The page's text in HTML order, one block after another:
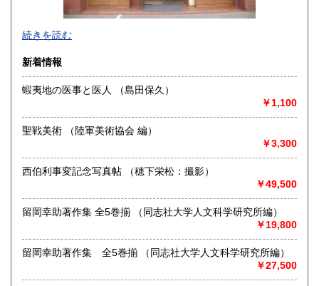
1,430円
1957年創業。北海道・樺太・千島郷土誌、日露交渉史、アイ
ヌ民族関係を中心に古地図、近代文学初版本・自筆物などを
す。
沿線名：地下鉄南北線
営業時間：12:00～18:00
定休日：日曜・月曜・祝日
書籍の買取について
取り扱い分野
https://www.konando-kosho.com
続きを読む
新着情報
蝦夷地の医事と医人 （島田保久）
￥1,100
聖戦美術 （陸軍美術協会 編）
￥3,300
西伯利事変記念写真帖 （穂下栄松：撮影）
￥49,500
留岡幸助著作集 全5巻揃 （同志社大学人文科学研究所編）
￥19,800
留岡幸助著作集 全5巻揃 （同志社大学人文科学研究所編）
￥27,500